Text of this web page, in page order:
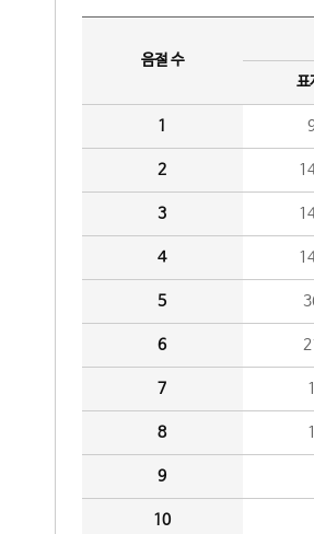
음절 수
표
1
2
3
4
5
6
7
8
9
10